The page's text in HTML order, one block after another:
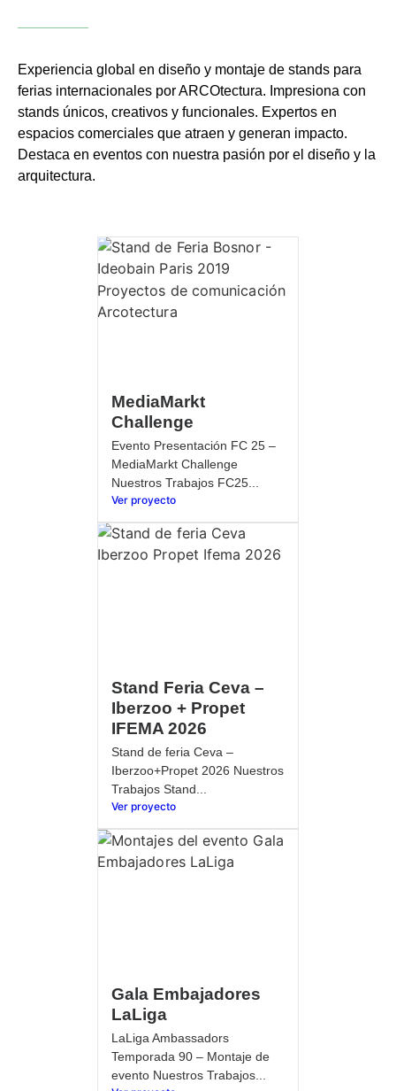
Experiencia global en diseño y montaje de stands para
ferias internacionales por ARCOtectura. Impresiona con
stands únicos, creativos y funcionales. Expertos en
espacios comerciales que atraen y generan impacto.
Destaca en eventos con nuestra pasión por el diseño y la
arquitectura.
MediaMarkt
Challenge
Evento Presentación FC 25 –
MediaMarkt Challenge
Nuestros Trabajos FC25...
Ver proyecto
Stand Feria Ceva –
Iberzoo + Propet
IFEMA 2026
Stand de feria Ceva –
Iberzoo+Propet 2026 Nuestros
Trabajos Stand...
Ver proyecto
Gala Embajadores
LaLiga
LaLiga Ambassadors
Temporada 90 – Montaje de
evento Nuestros Trabajos...